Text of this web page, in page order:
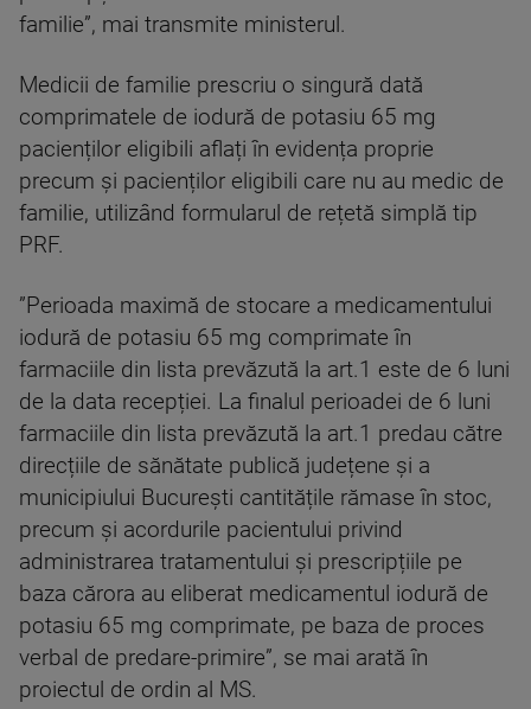
familie”, mai transmite ministerul.
Medicii de familie prescriu o singură dată
comprimatele de iodură de potasiu 65 mg
pacienților eligibili aflați în evidența proprie
precum și pacienților eligibili care nu au medic de
familie, utilizând formularul de rețetă simplă tip
PRF.
”Perioada maximă de stocare a medicamentului
iodură de potasiu 65 mg comprimate în
farmaciile din lista prevăzută la art.1 este de 6 luni
de la data recepției. La finalul perioadei de 6 luni
farmaciile din lista prevăzută la art.1 predau către
direcțiile de sănătate publică județene și a
municipiului București cantitățile rămase în stoc,
precum și acordurile pacientului privind
administrarea tratamentului și prescripțiile pe
baza cărora au eliberat medicamentul iodură de
potasiu 65 mg comprimate, pe baza de proces
verbal de predare-primire”, se mai arată în
proiectul de ordin al MS.